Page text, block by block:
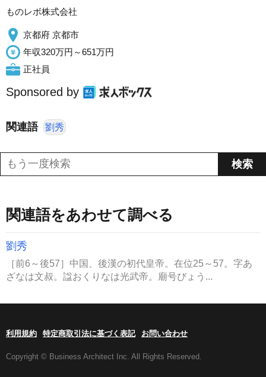
ものレボ株式会社
京都府 京都市
年収320万円～651万円
正社員
Sponsored by
関連語 劉秀
関連語をあわせて調べる
劉秀
［前6～後57］中国、後漢の初代皇帝。在位25～57。字あ
ざなは文叔。諡おくりなは光武帝。廟号びょう...
利用規約 特定商取引法に基づく表記 お問い合わせ
Copyright © Business Architect Inc. All Rights Reserved.